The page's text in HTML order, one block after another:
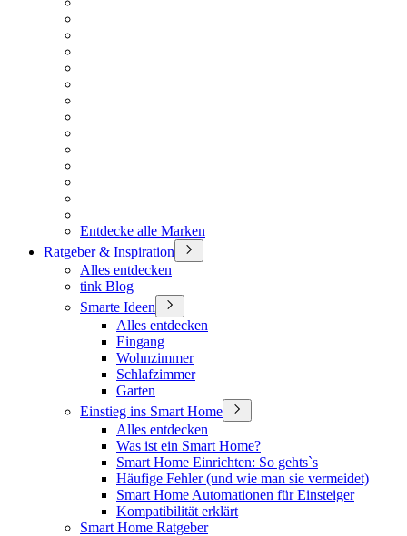
Entdecke alle Marken
Ratgeber & Inspiration
Alles entdecken
tink Blog
Smarte Ideen
Alles entdecken
Eingang
Wohnzimmer
Schlafzimmer
Garten
Einstieg ins Smart Home
Alles entdecken
Was ist ein Smart Home?
Smart Home Einrichten: So gehts`s
Häufige Fehler (und wie man sie vermeidet)
Smart Home Automationen für Einsteiger
Kompatibilität erklärt
Smart Home Ratgeber